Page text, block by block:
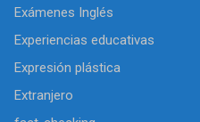
Exámenes Inglés
Experiencias educativas
Expresión plástica
Extranjero